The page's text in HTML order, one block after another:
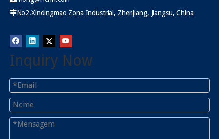
No2.Xindingmao Zona Industrial, Zhenjiang, Jiangsu, China
Inquiry Now